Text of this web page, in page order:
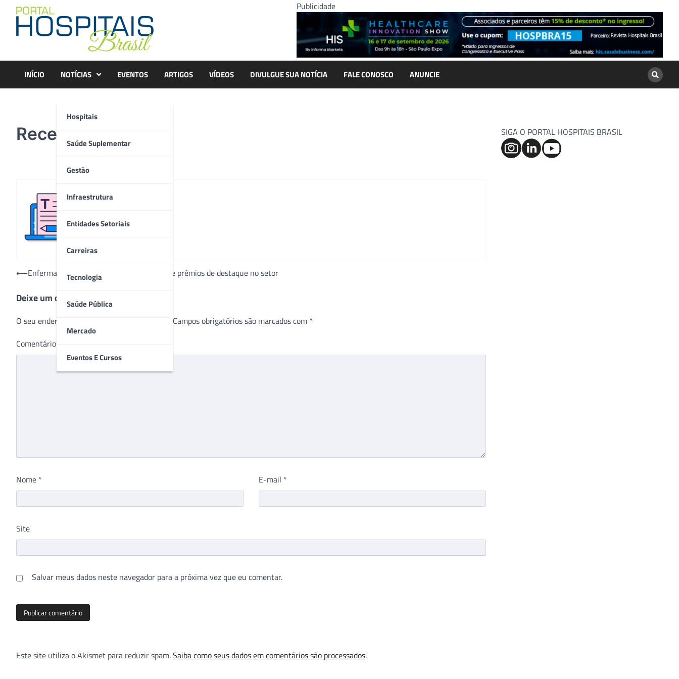
content
Publicidade
INÍCIO NOTÍCIAS
Hospitais
Saúde Suplementar
Gestão
Infraestrutura
Entidades Setoriais
Carreiras
Tecnologia
Saúde Pública
Mercado
Eventos E Cursos
EVENTOS ARTIGOS VÍDEOS DIVULGUE SUA NOTÍCIA FALE CONOSCO ANUNCIE
Recertificacao
Navegação
Post
⟵Enfermagem de hospital de Curitiba recebe prêmios de destaque no setor
Deixe um comentário
O seu endereço de e-mail não será publicado. Campos obrigatórios são marcados com *
Comentário
Nome * E-mail *
Site
Salvar meus dados neste navegador para a próxima vez que eu comentar.
Este site utiliza o Akismet para reduzir spam.Saiba como seus dados em comentários são processados.
SIGA O PORTAL HOSPITAIS BRASIL